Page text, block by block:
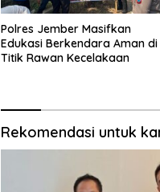
Polres Jember Masifkan
Edukasi Berkendara Aman di
Titik Rawan Kecelakaan
Rekomendasi untuk